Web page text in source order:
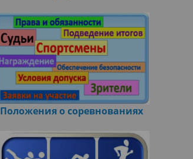
Положения о соревнованиях